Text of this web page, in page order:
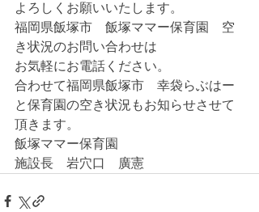
よろしくお願いいたします。
福岡県飯塚市　飯塚ママー保育園　空
き状況のお問い合わせは
お気軽にお電話ください。
合わせて福岡県飯塚市　幸袋らぶはー
と保育園の空き状況もお知らせさせて
頂きます。
飯塚ママー保育園
施設長　岩穴口　廣憲